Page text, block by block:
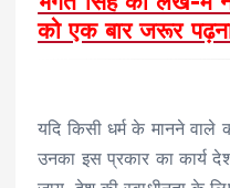
को एक बार जरूर
यदि किसी धर्म के मानने वाले
उनका इस प्रकार का कार्य